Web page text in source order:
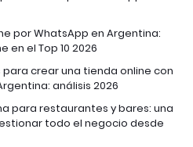
por WhatsApp en Argentina:
en el Top 10 2026
crear una tienda online con
análisis 2026
para restaurantes y bares: una
todo el negocio desde